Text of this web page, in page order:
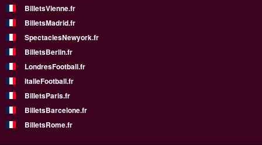
BilletsVienne.fr
BilletsMadrid.fr
SpectaclesNewyork.fr
BilletsBerlin.fr
LondresFootball.fr
ItalieFootball.fr
BilletsParis.fr
BilletsBarcelone.fr
BilletsRome.fr